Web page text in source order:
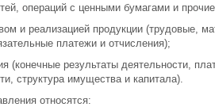
операций с ценными бумагами и
и реализацией продукции (трудовые,
платежи и отчисления);
(конечные результаты деятельности,
структура имущества и капитала).
относятся: